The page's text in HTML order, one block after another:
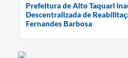
Prefeitura de Alto Taquari
Descentralizada de
Fernandes Barbosa